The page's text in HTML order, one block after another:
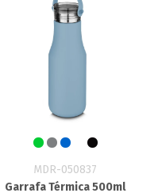
MDR-050837
Garrafa Térmica 500ml